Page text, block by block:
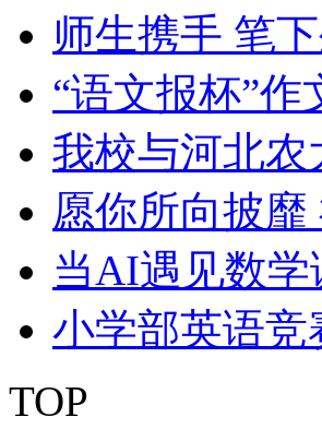
师生携手 笔
“语文报杯”作
我校与河北
愿你所向披
当AI遇见数学
小学部英语竞
TOP